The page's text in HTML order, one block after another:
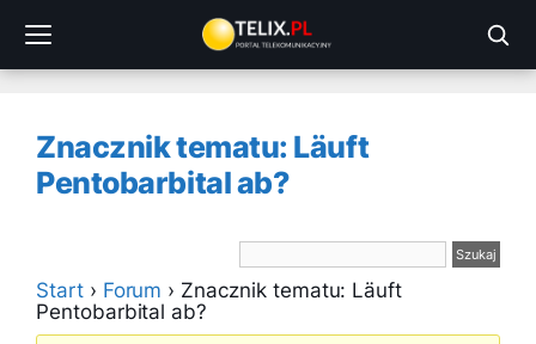
treści
Znacznik tematu: Läuft
Pentobarbital ab?
Start › Forum › Znacznik tematu: Läuft
Pentobarbital ab?